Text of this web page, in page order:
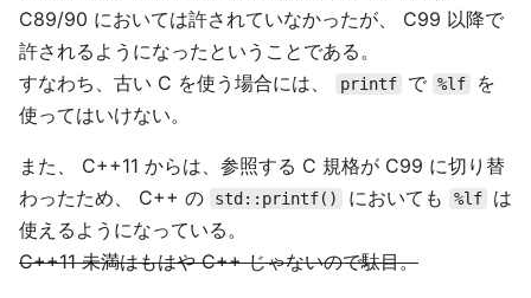
C89/90 においては許されていなかったが、 C99 以降で
許されるようになったということである。
すなわち、古い C を使う場合には、
printf で %lf
を
使ってはいけない。
また、 C++11 からは、参照する C 規格が C99 に切り替
わったため、 C++ の
std::printf() においても %lf
は
使えるようになっている。
C++11 未満はもはや C++ じゃないので駄目。